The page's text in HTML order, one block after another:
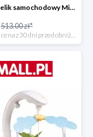
Nania fotelik samochodowy Migo Saturn Premium Sky -26%
513.00 zł*
*najniższa cena z 30 dni przed obniżką